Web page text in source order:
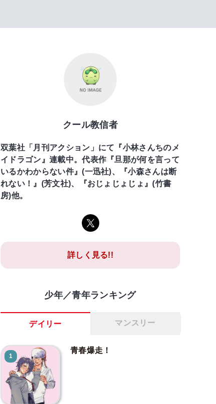
クール教信者
双葉社「月刊アクション」にて『小林さんちのメ
イドラゴン』連載中。代表作『旦那が何を言って
いるかわからない件』(一迅社)、『小森さんは断
れない！』(芳文社)、『おじょじょじょ』(竹書
房)他。
詳しく見る!!
少年／青年ランキング
デイリー マンスリー
1
青春爆走！